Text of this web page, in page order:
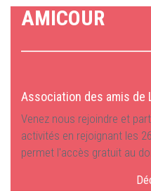
AMICOUR
Association des amis de
Venez nous rejoindre et
activités en rejoignant les
permet l'accès gratuit au